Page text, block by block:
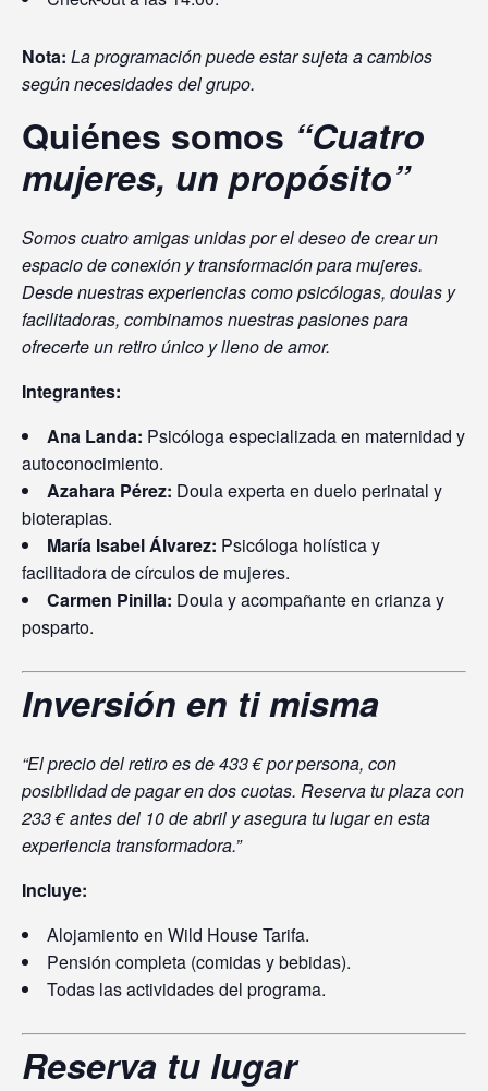
Nota: La programación puede estar sujeta a cambios
según necesidades del grupo.
Quiénes somos “Cuatro
mujeres, un propósito”
Somos cuatro amigas unidas por el deseo de crear un
espacio de conexión y transformación para mujeres.
Desde nuestras experiencias como psicólogas, doulas y
facilitadoras, combinamos nuestras pasiones para
ofrecerte un retiro único y lleno de amor.
Integrantes:
Ana Landa: Psicóloga especializada en maternidad y
autoconocimiento.
Azahara Pérez: Doula experta en duelo perinatal y
bioterapias.
María Isabel Álvarez: Psicóloga holística y
facilitadora de círculos de mujeres.
Carmen Pinilla: Doula y acompañante en crianza y
posparto.
Inversión en ti misma
“El precio del retiro es de 433 € por persona, con
posibilidad de pagar en dos cuotas. Reserva tu plaza con
233 € antes del 10 de abril y asegura tu lugar en esta
experiencia transformadora.”
Incluye:
Alojamiento en Wild House Tarifa.
Pensión completa (comidas y bebidas).
Todas las actividades del programa.
Reserva tu lugar